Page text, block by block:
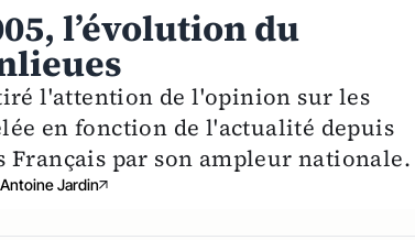
l’évolution du
l'attention de l'opinion sur les
en fonction de l'actualité depuis
Français par son ampleur nationale.
Antoine Jardin